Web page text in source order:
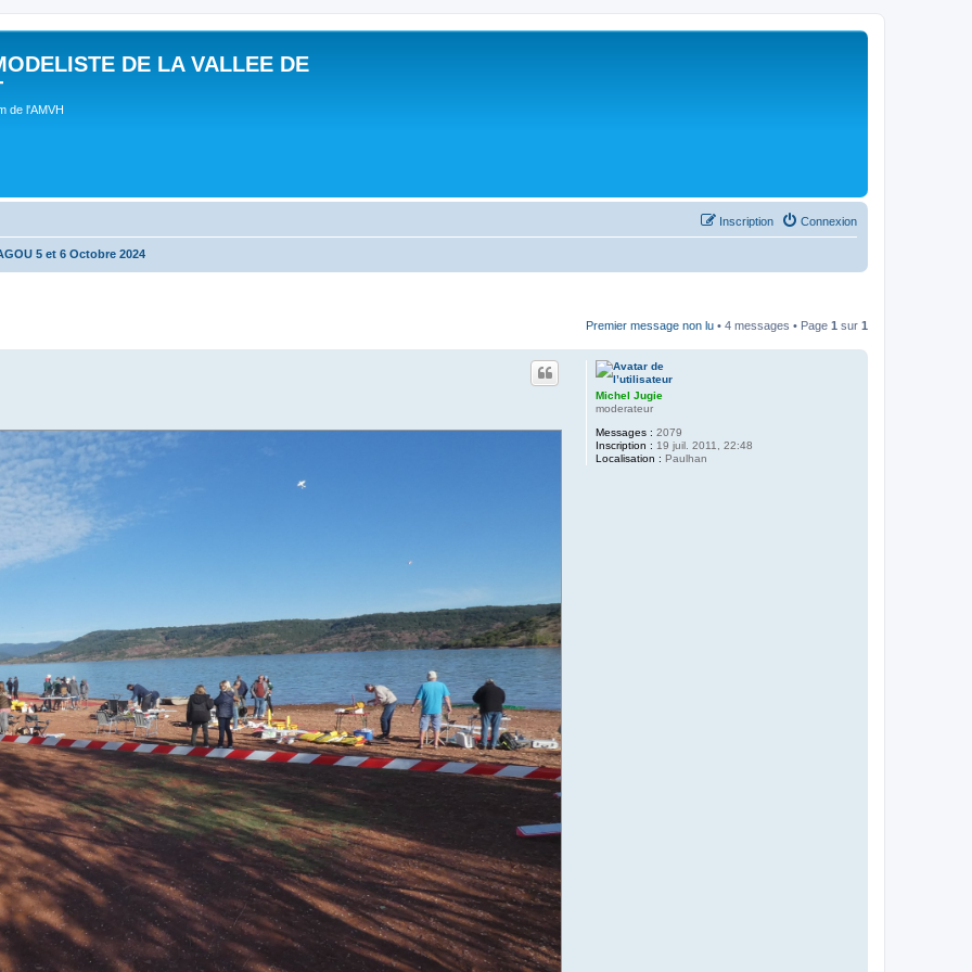
DE LA VALLEE DE
de l'AMVH
Connexion
Inscription
5 et 6 Octobre 2024
Premier message non lu • 4 messages • Page 1 sur 1
Michel Jugie
moderateur
Messages : 2079
Inscription : 19 juil. 2011, 22:48
Localisation : Paulhan